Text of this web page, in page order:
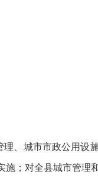
、城市市政公用设
；对全县城市管理